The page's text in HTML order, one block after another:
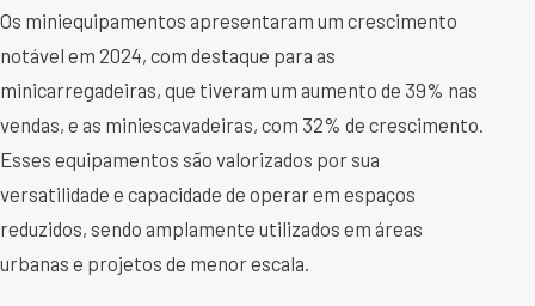
Os miniequipamentos apresentaram um crescimento
notável em 2024, com destaque para as
minicarregadeiras, que tiveram um aumento de 39% nas
vendas, e as miniescavadeiras, com 32% de crescimento.
Esses equipamentos são valorizados por sua
versatilidade e capacidade de operar em espaços
reduzidos, sendo amplamente utilizados em áreas
urbanas e projetos de menor escala.